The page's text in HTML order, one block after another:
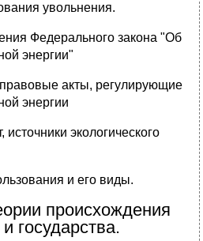
увольнения.
Федерального закона "Об
энергии"
акты, регулирующие
энергии
экологического
и его виды.
происхождения
государства.